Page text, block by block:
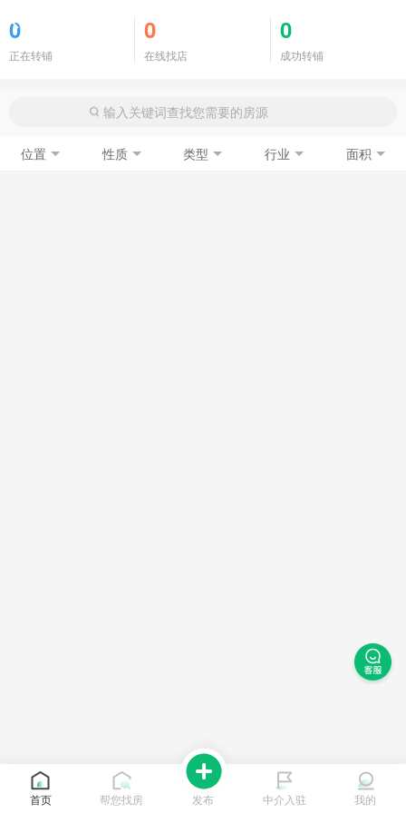
0
正在转铺
0
在线找店
0
成功转铺
位置 性质 类型 行业 面积
首页 帮您找房 发布 中介入驻 我的